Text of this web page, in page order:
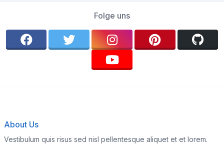
Folge uns
About Us
Vestibulum quis risus sed nisl pellentesque aliquet et et lorem.